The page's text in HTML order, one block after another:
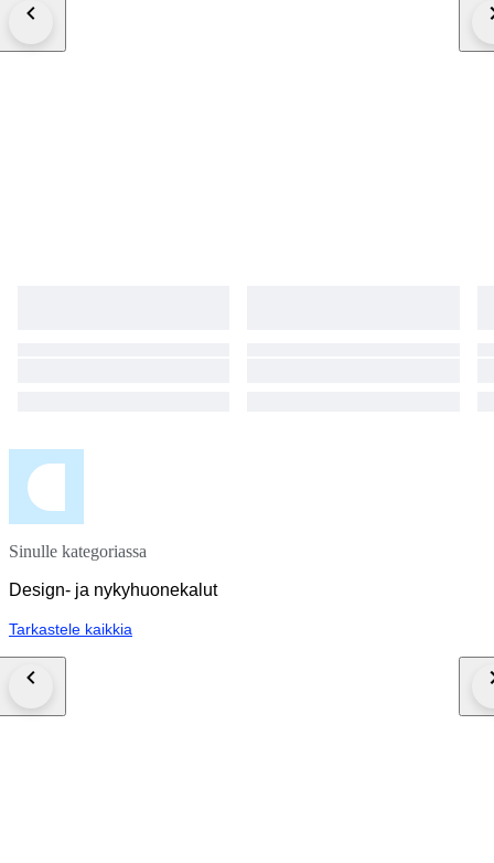
Sinulle kategoriassa
Design- ja nykyhuonekalut
Tarkastele kaikkia